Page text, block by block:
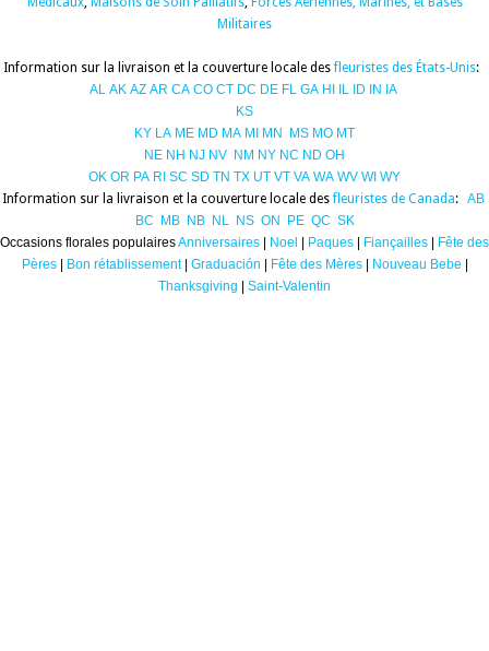
Militaires
Information sur la livraison et la couverture locale desfleuristes des États-Unis:
AL AK AZ AR CA CO CT DC DE FL GA HI IL ID IN IA
KS
KY LA ME MD MA MI MN MS MO MT
NE NH NJ NV NM NY NC ND OH
OK OR PA RI SC SD TN TX UT VT VA WA WV WI WY
Information sur la livraison et la couverture locale desfleuristes de Canada: AB
BC
MB NB NL NS ON PE QC SK
Occasions florales populairesAnniversaires Noel Paques Fiançailles
Fête des
Pères| Bon rétablissement| Graduación Fête des Mères| Nouveau Bebe
Thanksgiving
Saint-Valentin